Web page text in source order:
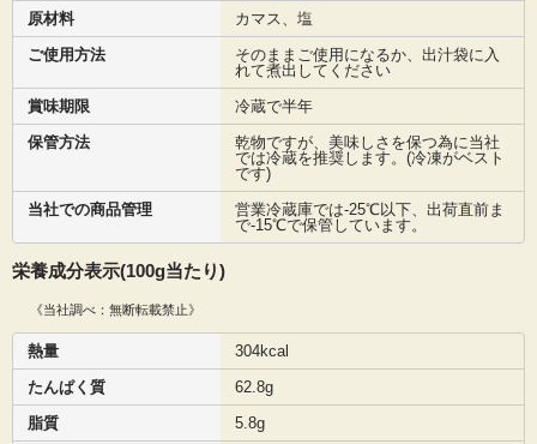
原材料
カマス、塩
ご使用方法
そのままご使用になるか、出汁袋に入
れて煮出してください
賞味期限
冷蔵で半年
保管方法
乾物ですが、美味しさを保つ為に当社
では冷蔵を推奨します。(冷凍がベスト
です)
当社での商品管理
営業冷蔵庫では-25℃以下、出荷直前ま
で-15℃で保管しています。
栄養成分表示(100g当たり)
《当社調べ：無断転載禁止》
熱量
304kcal
たんぱく質
62.8g
脂質
5.8g